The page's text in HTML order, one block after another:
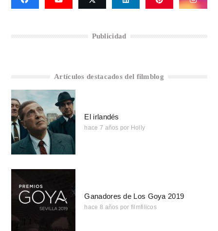
Publicidad
Artículos destacados del filmblog
El irlandés
hace 7 años por Holly
Ganadores de Los Goya 2019
hace 8 años por filmfilicos